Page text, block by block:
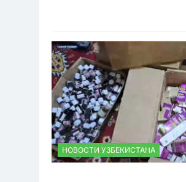
НОВОСТИ УЗБЕКИСТАНА